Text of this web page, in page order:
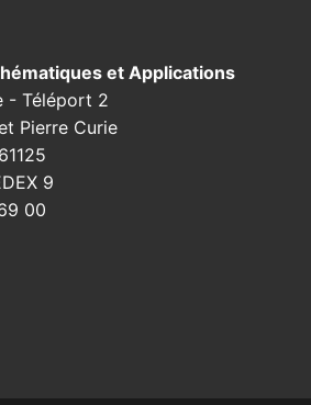
et Applications
- Téléport 2
Pierre Curie
9
00